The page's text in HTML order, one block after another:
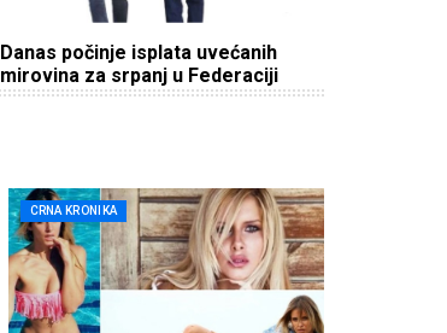
Danas počinje isplata uvećanih
mirovina za srpanj u Federaciji
CRNA KRONIKA